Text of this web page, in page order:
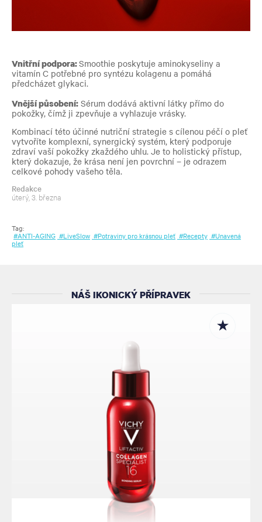
Vnitřní podpora:Smoothie poskytuje aminokyseliny a
vitamín C potřebné pro syntézu kolagenu a pomáhá
předcházet glykaci.
Vnější působení: Sérum dodává aktivní látky přímo do
pokožky, čímž ji zpevňuje a vyhlazuje vrásky.
Kombinací této účinné nutriční strategie s cílenou péčí o pleť
vytvoříte komplexní, synergický systém, který podporuje
zdraví vaší pokožky zkaždého uhlu. Je to holistický přístup,
který dokazuje, že krása není jen povrchní – je odrazem
celkové pohody vašeho těla.
Redakce
úterý, 3. března
Tag:
#ANTI-AGING #LiveSlow #Potraviny pro krásnou pleť #Recepty #Unavená
pleť
NÁŠ IKONICKÝ PŘÍPRAVEK